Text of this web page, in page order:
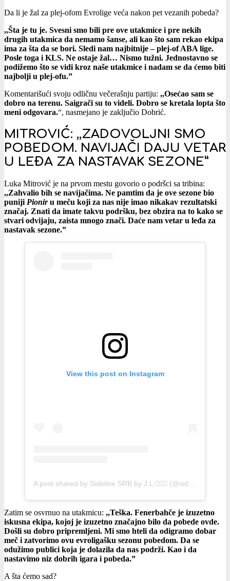
Da li je žal za plej-ofom Evrolige veća nakon pet vezanih pobeda?
,,Šta je tu je. Svesni smo bili pre ove utakmice i pre nekih
drugih utakmica da nemamo šanse, ali kao što sam rekao ekipa
ima za šta da se bori. Sledi nam najbitnije – plej-of ABA lige.
Posle toga i KLS. Ne ostaje žal… Nismo tužni. Jednostavno se
podižemo što se vidi kroz naše utakmice i nadam se da ćemo biti
najbolji u plej-ofu.”
Komentarišući svoju odličnu večerašnju partiju: ,,Osećao sam se
dobro na terenu. Saigrači su to videli. Dobro se kretala lopta što
meni odgovara.“, nasmejano je zaključio Dobrić.
MITROVIĆ: ,,ZADOVOLJNI SMO
POBEDOM. NAVIJAČI DAJU VETAR
U LEĐA ZA NASTAVAK SEZONE”
Luka Mitrović je na prvom mestu govorio o podršci sa tribina:
,,Zahvalio bih se navijačima. Ne pamtim da je ove sezone bio
puniji Pioniru meču koji za nas nije imao nikakav rezultatski
značaj. Znati da imate takvu podršku, bez obzira na to kako se
stvari odvijaju, zaista mnogo znači. Daće nam vetar u leđa za
nastavak sezone.”
View this post on Instagram
A post shared by Sideline SRB by J.L 💁🏻‍♀️ (@sidelinesrb)
Zatim se osvrnuo na utakmicu: ,,Teška. Fenerbahče je izuzetno
iskusna ekipa, kojoj je izuzetno značajno bilo da pobede ovde.
Došli su dobro pripremljeni. Mi smo hteli da odigramo dobar
meč i zatvorimo ovu evroligašku sezonu pobedom. Da se
odužimo publici koja je dolazila da nas podrži. Kao i da
nastavimo niz dobrih igara i pobeda.”
A šta ćemo sad?